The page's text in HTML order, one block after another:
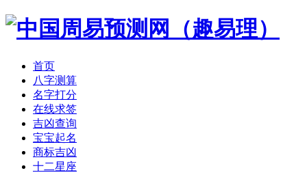
首页
八字测算
名字打分
在线求签
吉凶查询
宝宝起名
商标吉凶
十二星座